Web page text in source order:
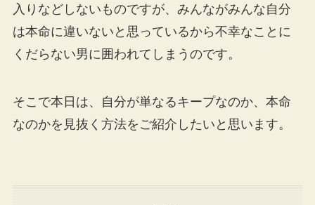
入りなどしないものですが、みんながみんな自分
は本命に違いないと思っているから不幸なことに
くだらない男に囲われてしまうのです。
そこで本日は、自分が単なるキープなのか、本命
なのかを見抜く方法をご紹介したいと思います。